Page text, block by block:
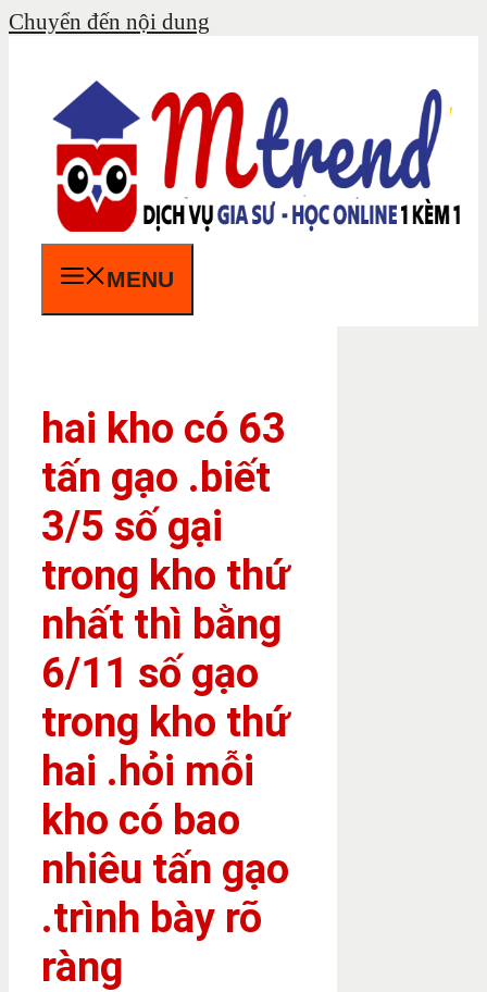
Chuyển đến nội dung
MENU
hai kho có 63
tấn gạo .biết
3/5 số gại
trong kho thứ
nhất thì bằng
6/11 số gạo
trong kho thứ
hai .hỏi mỗi
kho có bao
nhiêu tấn gạo
.trình bày rõ
ràng